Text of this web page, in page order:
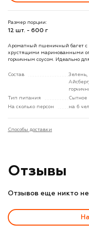
Размер порции:
12 шт. - 600 г
Ароматный пшеничный багет
хрустящими маринованными
горчичным соусом. Идеально
Состав
Тип питания
Сытное
На сколько персон
на 6
Способы доставки
Отзывы
Отзывов еще никто